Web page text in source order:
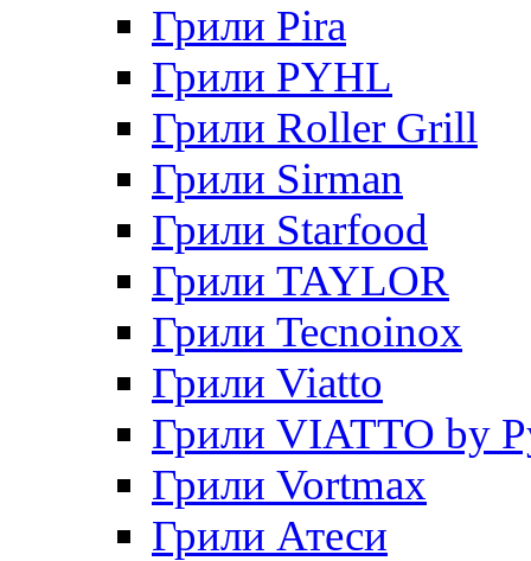
Грили Pira
Грили PYHL
Грили Roller Grill
Грили Sirman
Грили Starfood
Грили TAYLOR
Грили Tecnoinox
Грили Viatto
Грили VIATTO by
Грили Vortmax
Грили Атеси